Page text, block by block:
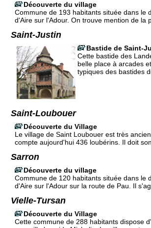
Découverte du village
Commune de 193 habitants située dans le
d'Aire sur l'Adour. On trouve mention de la
Saint-Justin
Bastide de Saint-
Cette bastide des
belle place à arcades
typiques des bastides
Saint-Loubouer
Découverte du Village
Le village de Saint Loubouer est très
compte aujourd'hui 436 loubérins. Il doit
Sarron
Découverte du village
Commune de 120 habitants située dans le
d'Aire sur l'Adour sur la route de Pau. Il
Vielle-Tursan
Découverte du Village
Cette commune de 288 habitants dispose